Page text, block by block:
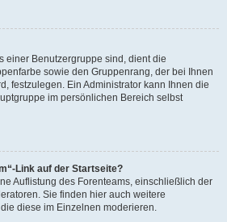
einer Benutzergruppe sind, dient die
sowie den Gruppenrang, der bei Ihnen
festzulegen. Ein Administrator kann Ihnen die
im persönlichen Bereich selbst
Link auf der Startseite?
Auflistung des Forenteams, einschließlich der
Sie finden hier auch weitere
diese im Einzelnen moderieren.